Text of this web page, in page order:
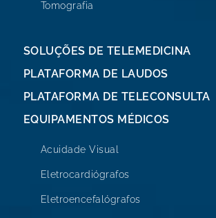
Tomografia
SOLUÇÕES DE TELEMEDICINA
PLATAFORMA DE LAUDOS
PLATAFORMA DE TELECONSULTA
EQUIPAMENTOS MÉDICOS
Acuidade Visual
Eletrocardiógrafos
Eletroencefalógrafos